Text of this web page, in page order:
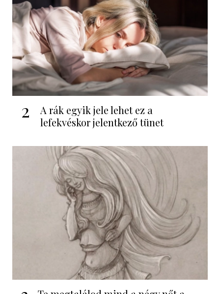
2
A rák egyik jele lehet ez a
lefekvéskor jelentkező tünet